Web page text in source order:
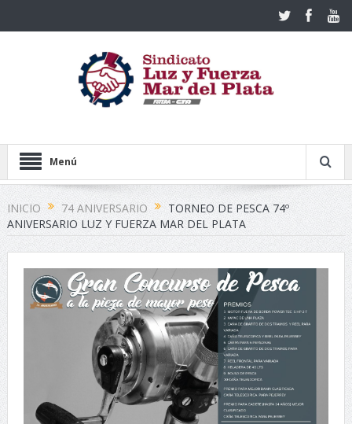
Menú
INICIO 74 ANIVERSARIO
TORNEO DE PESCA 74º
ANIVERSARIO LUZ Y FUERZA MAR DEL PLATA